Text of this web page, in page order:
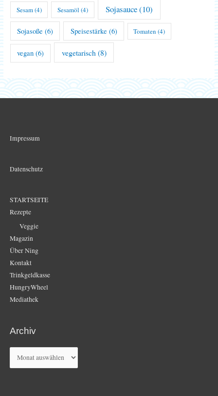
Sesam(4) Sesamöl (4) Sojasauce(10)
Sojasoße (6) Speisestärke (6) Tomaten (4)
vegan (6) vegetarisch (8)
Impressum
Datenschutz
STARTSEITE
Rezepte
Veggie
Magazin
Über Ning
Kontakt
Trinkgeldkasse
HungryWheel
Mediathek
Archiv